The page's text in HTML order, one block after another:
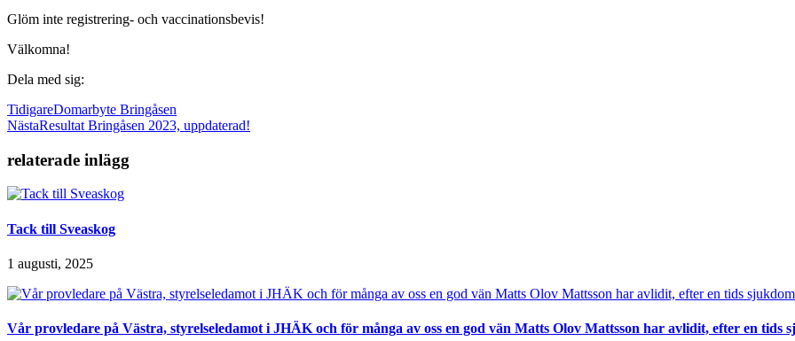
Glöm inte registrering- och vaccinationsbevis!
Välkomna!
Dela med sig:
TidigareDomarbyte Bringåsen
NästaResultat Bringåsen 2023, uppdaterad!
relaterade inlägg
Tack till Sveaskog
1 augusti, 2025
Vår provledare på Västra, styrelseledamot i JHÄK och för många av oss en god vän Matts Olov Mattsson har avlidit, efter en tids